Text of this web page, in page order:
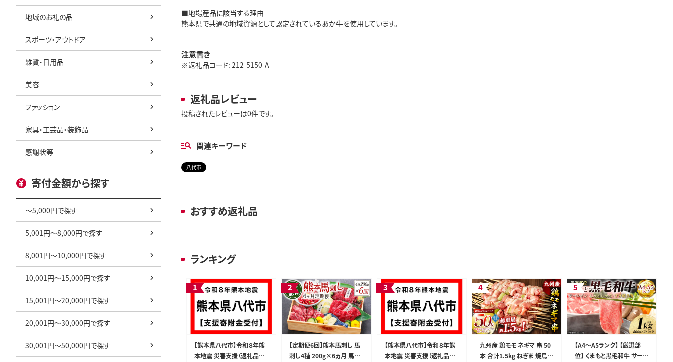
地域のお礼の品
スポーツ・アウトドア
雑貨・日用品
美容
ファッション
家具・工芸品・装飾品
感謝状等
寄付金額から探す
～5,000円で探す
5,001円～8,000円で探す
8,001円～10,000円で探す
10,001円～15,000円で探す
15,001円～20,000円で探す
20,001円～30,000円で探す
30,001円～50,000円で探す
■地場産品に該当する理由
熊本県で共通の地域資源として認定されているあか牛を使用しています。
注意書き
※返礼品コード: 212-5150-A
返礼品レビュー
投稿されたレビューは0件です。
関連キーワード
八代市
おすすめ返礼品
ランキング
【熊本県八代市】令和８年熊
本地震 災害支援（返礼品な
【定期便6回】熊本馬刺し 馬
刺し4種 200g×6ヵ月 馬肉
【熊本県八代市】令和８年熊
本地震 災害支援（返礼品な
九州産 鶏モモ ネギマ 串 50
本 合計1.5kg ねぎま 焼鳥
【A4～A5ランク】 【厳選部
位】 くまもと黒毛和牛 サー